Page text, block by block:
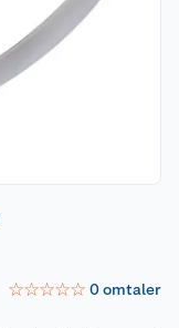
☆☆☆☆☆ 0omtaler